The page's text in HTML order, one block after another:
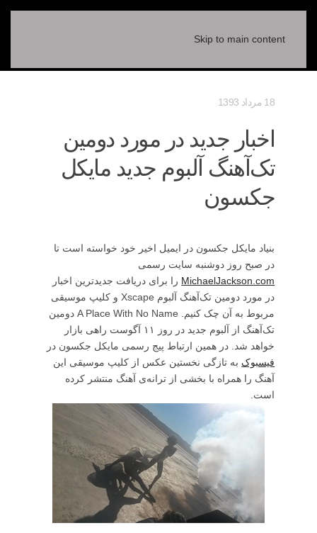
Skip to main content
18 مرداد 1393
اخبار جدید در مورد دومین
تک‌آهنگ آلبوم جدید مایکل
جکسون
بنیاد مایکل جکسون در ایمیل اخیر خود خواسته است تا
در صبح روز دوشنبه سایت رسمی
MichaelJackson.com را برای دریافت جدیدترین اخبار
در مورد دومین تک‌آهنگ آلبوم Xscape و کلیپ موسیقی
مربوط به آن چک کنیم. A Place With No Name دومین
تک‌آهنگ از آلبوم جدید در روز ۱۱ آگوست راهی بازار
خواهد شد. در همین ارتباط پیج رسمی مایکل جکسون در
فیسبوک به تازگی نخستین عکس از کلیپ موسیقی این
آهنگ را همراه با بخشی از ترانه‌ی آهنگ منتشر کرده
است.